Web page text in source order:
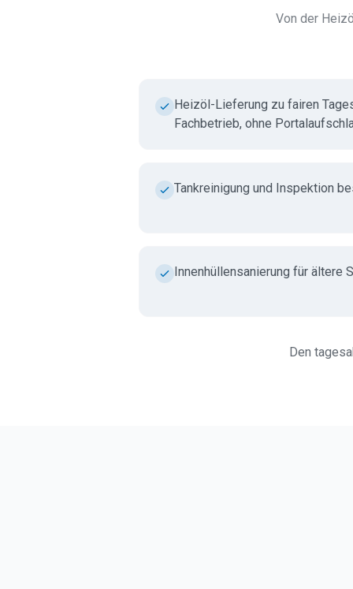
Von der
Heizöl-Lieferung zu fairen
Fachbetrieb, ohne
Tankreinigung und Inspektion
Innenhüllensanierung für ältere
Den